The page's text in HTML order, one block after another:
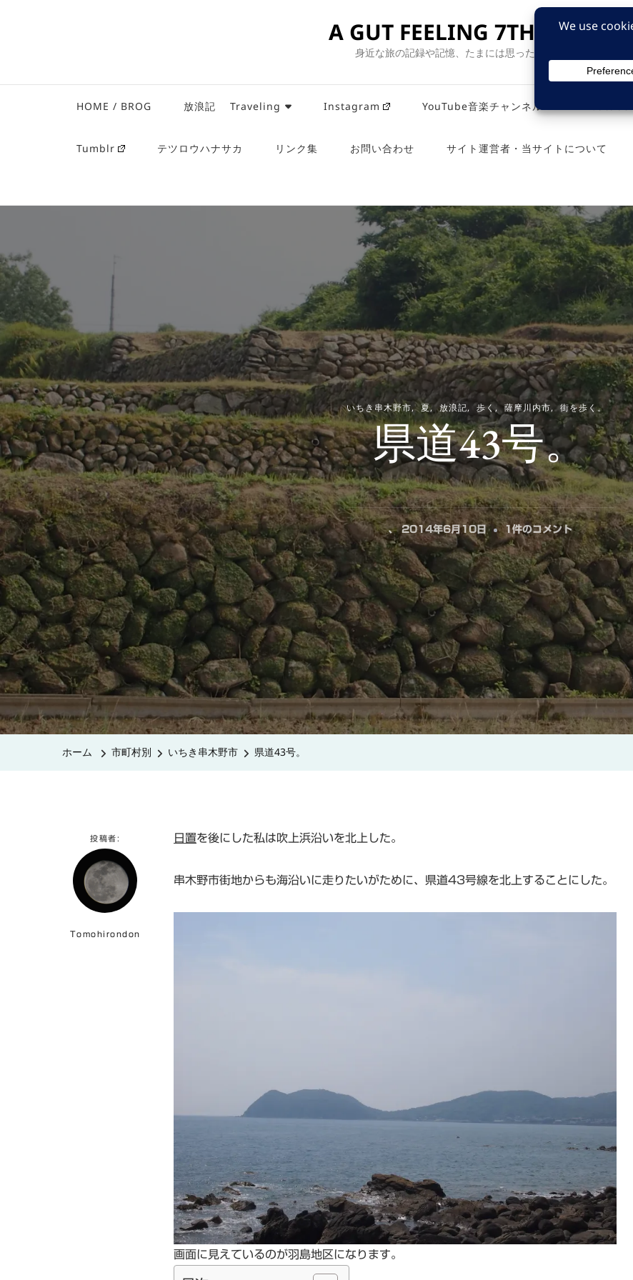
A GUT FEELING 7TH EDITION
身近な旅の記録や記憶、たまには思ったことも残そう。
HOME / BROG 放浪記 Traveling Instagram YouTube音楽チャンネル
Tumblr テツロウハナサカ リンク集 お問い合わせ サイト運営者・当サイトについて
いちき串木野市 夏 放浪記 歩く 薩摩川内市 街を歩く。
県道43号。
、2014年6月10日 県
道
43
号。
へ
の
1件のコメント
ホーム 市町村別 いちき串木野市 県道43号。
投稿者:
Tomohirondon
日置を後にした私は吹上浜沿いを北上した。
串木野市街地からも海沿いに走りたいがために、県道43号線を北上することにした。
画面に見えているのが羽島地区になります。